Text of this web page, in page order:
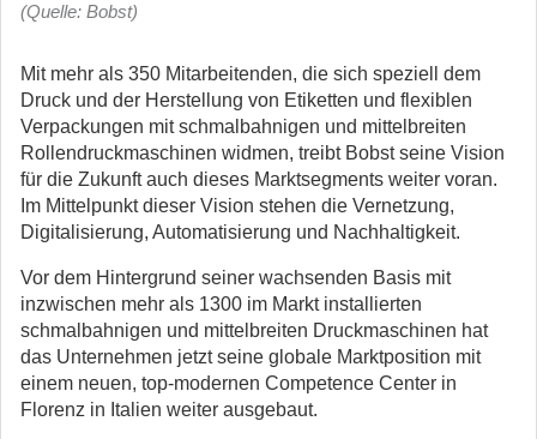
(Quelle: Bobst)
Mit mehr als 350 Mitarbeitenden, die sich speziell dem
Druck und der Herstellung von Etiketten und flexiblen
Verpackungen mit schmalbahnigen und mittelbreiten
Rollendruckmaschinen widmen, treibt Bobst seine Vision
für die Zukunft auch dieses Marktsegments weiter voran.
Im Mittelpunkt dieser Vision stehen die Vernetzung,
Digitalisierung, Automatisierung und Nachhaltigkeit.
Vor dem Hintergrund seiner wachsenden Basis mit
inzwischen mehr als 1300 im Markt installierten
schmalbahnigen und mittelbreiten Druckmaschinen hat
das Unternehmen jetzt seine globale Marktposition mit
einem neuen, top-modernen Competence Center in
Florenz in Italien weiter ausgebaut.